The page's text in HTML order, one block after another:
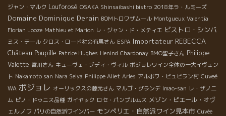
ジャン・マルク Louforosé OSAKA Shinsaibashi bistro 2018年ラ・ルミーズ
Domaine Dominique Derain BOMトロワザムール Montgueux Valentia
Florian Looze Mathieu et Marion レ・ジャン・ド・メティエ ビストロ・シンバ
ミス・テール クロス・ロード社の有馬さん ESPA Importateur REBECCA
Château Poupille Patrice Hughes Henind Chardonay BMO聖子さん Philippe
Valette 宮川さん キューヴェ・ブディ・ヴィル ボジョレワイン全体の一大イヴェン
ト Nakamoto san Nara Seiya Philippe Aliet Arles アルボワ・ピュピラン村 Cuveé
WA ボジョレ オーリックスの藤元さん マルゴ・グランデ Imao-san レ・ザノ二
ム ピノ・ドゥニス品種 ガイヤック ロセ・パンプルムス メゾン・ピエール・オヴ
ェルノワ パリの自然派ワインバー モンペリエ・自然派ワイン見本市 Cuvée